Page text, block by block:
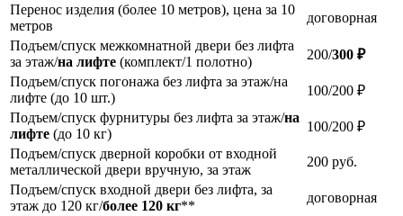
Перенос изделия (более 10 метров), цена за 10
метров
договорная
Подъем/спуск межкомнатной двери без лифта
за этаж/на лифте (комплект/1 полотно) 200/300 ₽
Подъем/спуск погонажа без лифта за этаж/на
лифте (до 10 шт.)
100/200 ₽
Подъем/спуск фурнитуры без лифта за этаж/на
лифте (до 10 кг)
100/200 ₽
Подъем/спуск дверной коробки от входной
металлической двери вручную, за этаж
200 руб.
Подъем/спуск входной двери без лифта, за
этаж до 120 кг/более 120 кг**
договорная